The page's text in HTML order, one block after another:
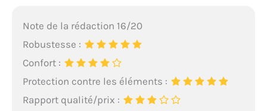
Note de la rédaction 16/20
Robustesse :
Confort :
Protection contre les éléments :
Rapport qualité/prix :